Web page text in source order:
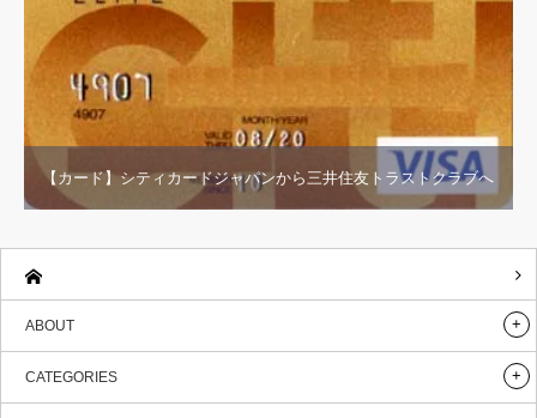
【カード】シティカードジャパンから三井住友トラストクラブへ
ABOUT
CATEGORIES